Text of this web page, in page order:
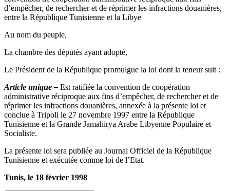
d’empêcher, de rechercher et de réprimer les infractions douanières,
entre la République Tunisienne et la Libye
Au nom du peuple,
La chambre des députés ayant adopté,
Le Président de la République promulgue la loi dont la teneur suit :
Article unique – Est ratifiée la convention de coopération
administrative réciproque aux fins d’empêcher, de rechercher et de
réprimer les infractions douanières, annexée à la présente loi et
conclue à Tripoli le 27 novembre 1997 entre la République
Tunisienne et la Grande Jamahirya Arabe Libyenne Populaire et
Socialiste.
La présente loi sera publiée au Journal Officiel de la République
Tunisienne et exécutée comme loi de l’Etat.
Tunis, le 18 février 1998